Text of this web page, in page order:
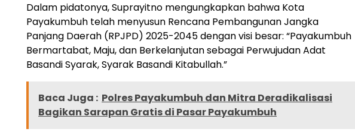
Dalam pidatonya, Suprayitno mengungkapkan bahwa Kota
Payakumbuh telah menyusun Rencana Pembangunan Jangka
Panjang Daerah (RPJPD) 2025-2045 dengan visi besar: “Payakumbuh
Bermartabat, Maju, dan Berkelanjutan sebagai Perwujudan Adat
Basandi Syarak, Syarak Basandi Kitabullah.”
Baca Juga : Polres Payakumbuh dan Mitra Deradikalisasi
Bagikan Sarapan Gratis di Pasar Payakumbuh